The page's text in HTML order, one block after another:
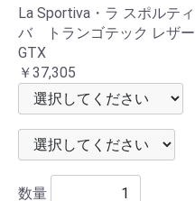
La Sportiva・ラ スポルティ
バ トランゴテック レザー
GTX
￥37,305
数量